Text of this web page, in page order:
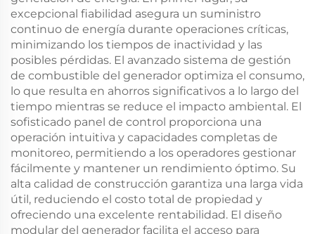
excepcional fiabilidad asegura un suministro
continuo de energía durante operaciones críticas,
minimizando los tiempos de inactividad y las
posibles pérdidas. El avanzado sistema de gestión
de combustible del generador optimiza el consumo,
lo que resulta en ahorros significativos a lo largo del
tiempo mientras se reduce el impacto ambiental. El
sofisticado panel de control proporciona una
operación intuitiva y capacidades completas de
monitoreo, permitiendo a los operadores gestionar
fácilmente y mantener un rendimiento óptimo. Su
alta calidad de construcción garantiza una larga vida
útil, reduciendo el costo total de propiedad y
ofreciendo una excelente rentabilidad. El diseño
modular del generador facilita el acceso para